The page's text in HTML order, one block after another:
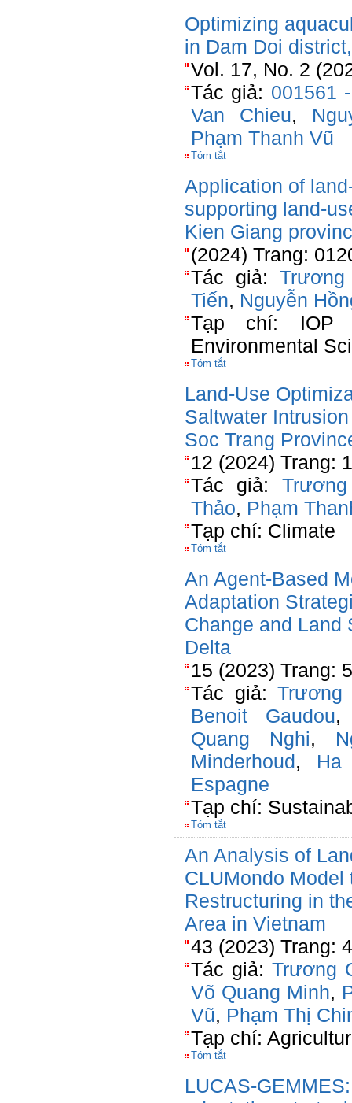
Optimizing
in Dam Doi
Vol. 17, No. 2
Tác giả: 001561
Van Chieu,
Phạm Thanh Vũ
Tóm tắt
Application of
supporting land-
Kien Giang
(2024) Trang:
Tác giả:
Tiến, Nguyễn
Tạp chí: IOP
Environmental
Tóm tắt
Land-Use
Saltwater
Soc Trang
12 (2024) Trang:
Tác giả:
Thảo, Phạm
Tạp chí: Climate
Tóm tắt
An Agent-Based
Adaptation
Change and Land
Delta
15 (2023) Trang:
Tác giả:Trương
Benoit Gaudou
Quang Nghi,
Minderhoud,
Espagne
Tạp chí:
Tóm tắt
An Analysis of
CLUMondo
Restructuring in
Area in Vietnam
43 (2023) Trang:
Tác giả: Trương
Võ Quang Minh,
Vũ, Phạm Thị
Tạp chí:
Tóm tắt
LUCAS-